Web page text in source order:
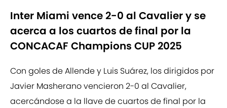
Inter Miami vence 2-0 al Cavalier y se
acerca a los cuartos de final por la
CONCACAF Champions CUP 2025
Con goles de Allende y Luis Suárez, los dirigidos por
Javier Masherano vencieron 2-0 al Cavalier,
acercándose a la llave de cuartos de final por la